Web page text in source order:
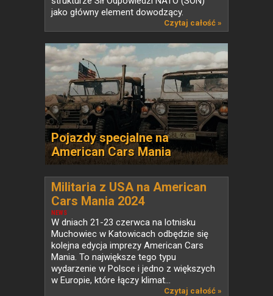
jako główny element dowodzący.
Czytaj całość »
Pojazdy specjalne na
American Cars Mania
NEWS
Militaria z USA na American
Cars Mania 2024
W dniach 21-23 czerwca na lotnisku
Muchowiec w Katowicach odbędzie się
kolejna edycja imprezy American Cars
Mania. To największe tego typu
wydarzenie w Polsce i jedno z większych
w Europie, które łączy klimat...
Czytaj całość »